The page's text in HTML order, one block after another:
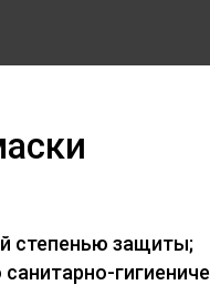
степенью защиты;